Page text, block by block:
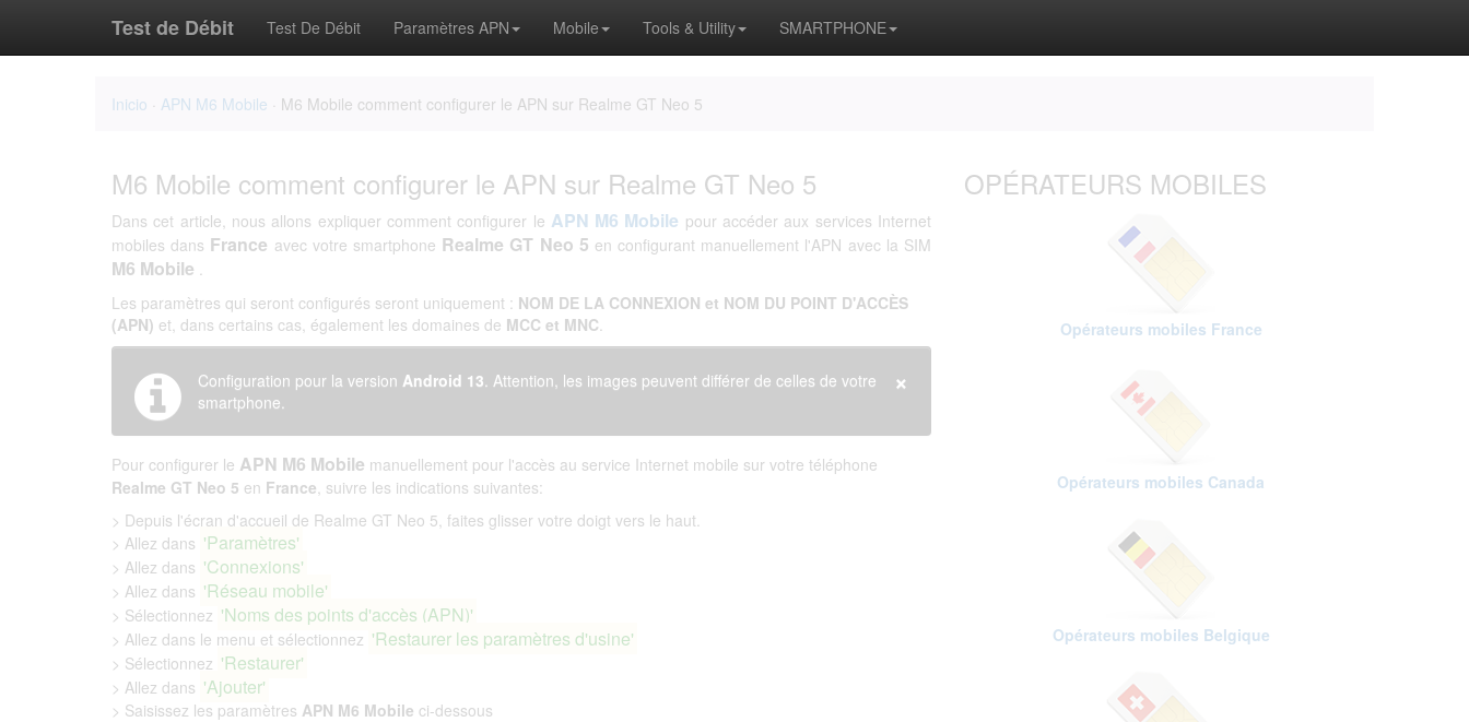
Test de Débit Test De Débit Paramètres APN Mobile Tools & Utility SMARTPHONE
Inicio APN M6 Mobile · M6 Mobile comment configurer le APN sur Realme GT Neo 5
M6 Mobile comment configurer le APN sur Realme GT Neo 5
Dans cet article, nous allons expliquer comment configurer le APN M6 Mobile pour accéder aux services Internet
mobiles dans France avec votre smartphone Realme GT Neo 5 en configurant manuellement l'APN avec la SIM
M6 Mobile .
Les paramètres qui seront configurés seront uniquement : NOM DE LA CONNEXION et NOM DU POINT D'ACCÈS
(APN) et, dans certains cas, également les domaines de MCC et MNC.
×
Configuration pour la version Android 13. Attention, les images peuvent différer de celles de votre
smartphone.
Pour configurer le APN M6 Mobile manuellement pour l'accès au service Internet mobile sur votre téléphone
Realme GT Neo 5 en France, suivre les indications suivantes:
> Depuis l'écran d'accueil de Realme GT Neo 5, faites glisser votre doigt vers le haut.
> Allez dans 'Paramètres'
> Allez dans 'Connexions'
> Allez dans 'Réseau mobile'
> Sélectionnez 'Noms des points d'accès (APN)'
> Allez dans le menu et sélectionnez 'Restaurer les paramètres d'usine'
> Sélectionnez 'Restaurer'
> Allez dans 'Ajouter'
> Saisissez les paramètres APN M6 Mobile ci-dessous
OPÉRATEURS MOBILES
Opérateurs mobiles France
Opérateurs mobiles Canada
Opérateurs mobiles Belgique